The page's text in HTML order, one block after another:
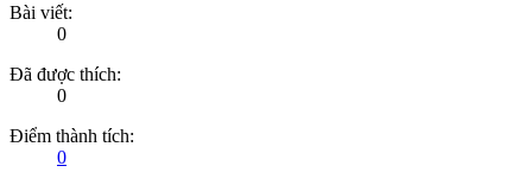
Bài viết:
0
Đã được thích:
0
Điểm thành tích:
0